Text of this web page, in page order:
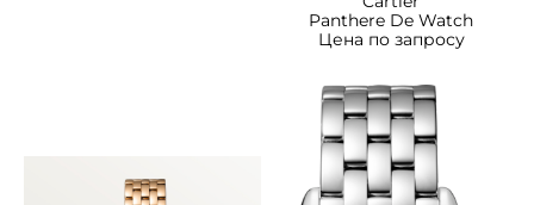
Panthere De Watch
Цена по запросу